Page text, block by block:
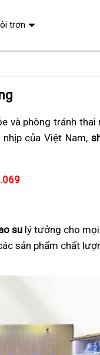
và phòng tránh thai
của Việt Nam,
su lý tưởng cho
sản phẩm chất
trơn